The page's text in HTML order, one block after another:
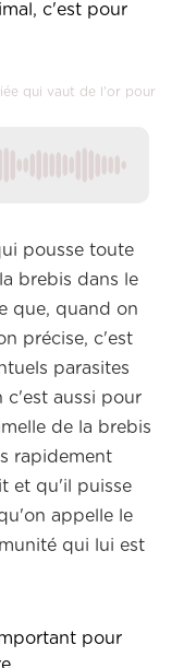
c'est pour
qui vaut de l'or pour
pousse toute
brebis dans le
que, quand on
précise, c'est
parasites
c'est aussi pour
de la brebis
rapidement
et qu'il puisse
appelle le
qui lui est
pour